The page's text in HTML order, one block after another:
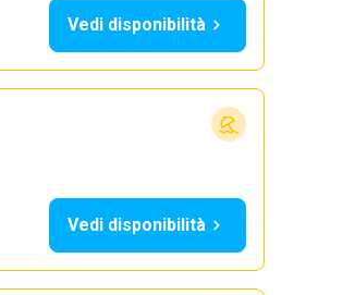
Vedi disponibilità
Vedi disponibilità